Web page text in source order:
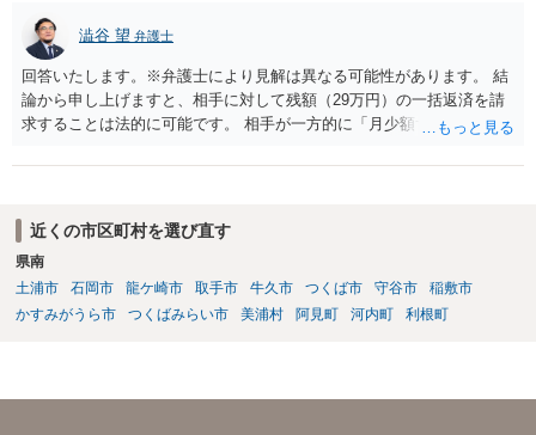
澁谷 望 弁護士
回答いたします。※弁護士により見解は異なる可能性があります。 結
論から申し上げますと、相手に対して残額（29万円）の一括返済を請
求することは法的に可能です。 相手が一方的に「月少額ずつ返す」と
は成立していません。当初の返済期日も過ぎているため、一括返済を
です。 分割拒否と一括請求の通知：PayPayのメッセージ等で「分割
払いには同意していないため、残額の一括払いを求める」旨を明確に
伝えます。 相手の本名・住所の確認：応じない場合に法的手段（少額
訴訟など）をとるには、相手の身元が必要です。分からない場合は、
まず本名や住所の特定を進めてください。 相手が購入した高額商品
近くの市区町村を選び直す
県南
土浦市
石岡市 龍ケ崎市 取手市 牛久市 つくば市 守谷市
稲敷市
かすみがうら市
つくばみらい市 美浦村 阿見町 河内町 利根町